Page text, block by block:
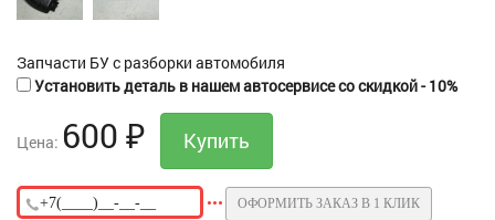
Запчасти БУ с разборки автомобиля
Установить деталь в нашем автосервисе со скидкой - 10%
Цена: 600 ₽
ОФОРМИТЬ ЗАКАЗ В 1 КЛИК